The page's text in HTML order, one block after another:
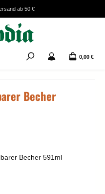
ab 50 €
0,00 €
Becher